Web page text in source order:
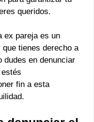
queridos.
ex pareja es un
tienes derecho a
dudes en denunciar
fin a esta